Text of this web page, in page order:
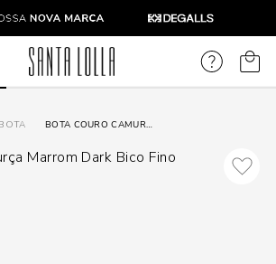
BOTA BOTA COURO CAMURÇA MARROM DARK BICO FINO SALTO GROSSO
Marrom Dark Bico Fino